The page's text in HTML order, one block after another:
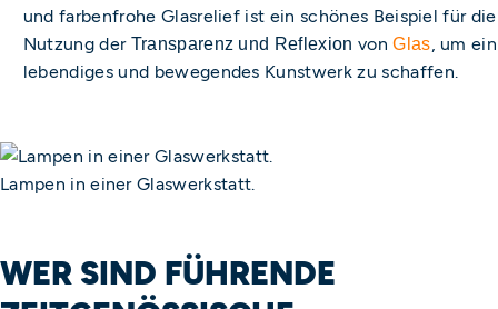
und farbenfrohe Glasrelief ist ein schönes Beispiel für die
Nutzung der Transparenz und Reflexion vonGlas , um ein
lebendiges und bewegendes Kunstwerk zu schaffen.
Lampen in einer Glaswerkstatt.
WER SIND FÜHRENDE